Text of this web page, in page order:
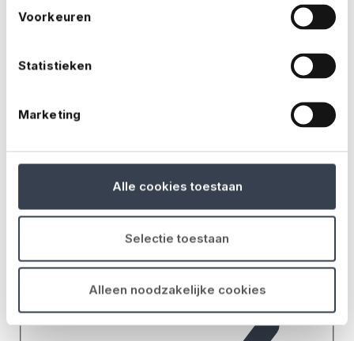
Voorkeuren
Statistieken
Marketing
Alle cookies toestaan
Selectie toestaan
Alleen noodzakelijke cookies